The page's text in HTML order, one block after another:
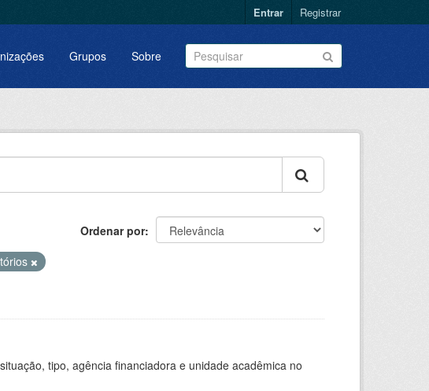
Entrar Registrar
Grupos Sobre
Ordenar por
tipo, agência financiadora e unidade acadêmica no